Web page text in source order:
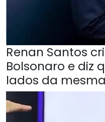
Renan Santos
Bolsonaro e diz
lados da